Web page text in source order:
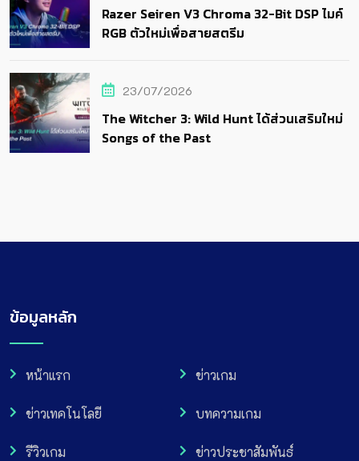
Razer Seiren V3 Chroma 32-Bit DSP ไมค์
RGB ตัวใหม่เพื่อสายสตรีม
23/07/2026
The Witcher 3: Wild Hunt ได้ส่วนเสริมใหม่
Songs of the Past
ข้อมูลหลัก
หน้าแรก ข่าวเกม
ข่าวเทคโนโลยี บทความเกม
รีวิวเกม ข่าวประชาสัมพันธ์